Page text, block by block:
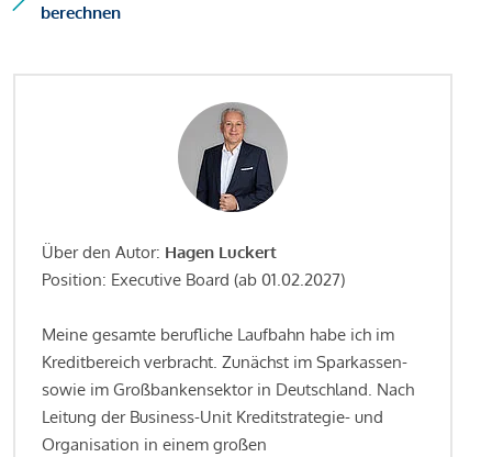
berechnen
Über den Autor: Hagen Luckert
Position: Executive Board (ab 01.02.2027)
Meine gesamte berufliche Laufbahn habe ich im
Kreditbereich verbracht. Zunächst im Sparkassen-
sowie im Großbankensektor in Deutschland. Nach
Leitung der Business-Unit Kreditstrategie- und
Organisation in einem großen